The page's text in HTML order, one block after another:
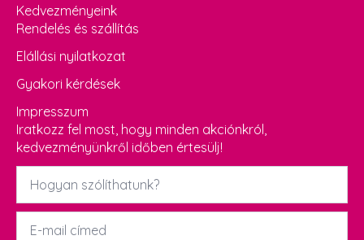
Kedvezményeink
Rendelés és szállítás
Elállási nyilatkozat
Gyakori kérdések
Impresszum
Iratkozz fel most, hogy minden akciónkról,
kedvezményünkről időben értesülj!
Név
Email